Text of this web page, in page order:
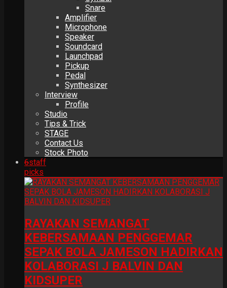
Snare
Amplifier
Microphone
Speaker
Soundcard
Launchpad
Pickup
Pedal
Synthesizer
Interview
Profile
Studio
Tips & Trick
STAGE
Contact Us
Stock Photo
6staff
picks
RAYAKAN SEMANGAT
KEBERSAMAAN PENGGEMAR
SEPAK BOLA JAMESON HADIRKAN
KOLABORASI J BALVIN DAN
KIDSUPER